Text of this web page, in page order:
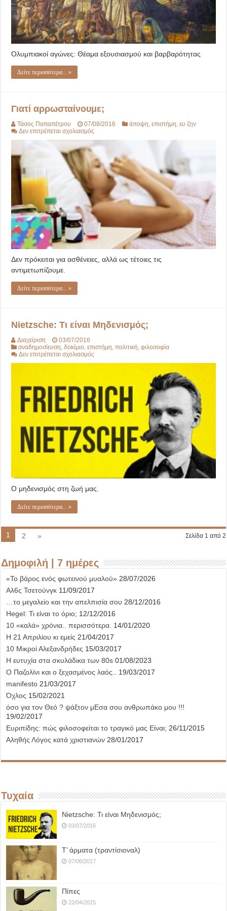
Ολυμπιακοί αγώνες: Θέαμα εξουσιασμού και βαρβαρότητας
Δείτε περισσότερα... »
Γιατί αρρωσταίνουμε;
Τάσος Παπαπέτρου 07/08/2016 άποψη,επιστήμη,ευ ζην
Δεν επιτρέπεται σχολιασμός
αρρωσταίνουμε;
Δεν πρόκειται για ασθένειες, αλλά ως τέτοιες τις
αντιμετωπίζουμε.
Δείτε περισσότερα... »
Nietzsche: Τι είναι Μηδενισμός;
Διαχείριση
03/07/2016
αναδημοσίευση,δοκίμιο,επιστήμη,πολιτική,φιλοσοφία
Δεν επιτρέπεται σχολιασμός
Ο μηδενισμός στη ζωή μας.
Δείτε περισσότερα... »
Σελίδα 1 από 2
1 2 »
Δημοφιλή | 7 ημέρες
«Το βάρος ενός φωτεινού μυαλού» 28/07/2026
Αλ6ς Τσετούνγκ 11/09/2017
…το μεγαλείο και την απελπισία σου 28/12/2016
Hegel: Τι είναι το όριο; 12/12/2016
10 «καλά» χρόνια.. περισσότερα. 14/01/2020
Η 21 Απριλίου κι εμείς 21/04/2017
10 Μικροί Αλεξανδρήδες 15/03/2017
Η ευτυχία στα σκυλάδικα των 80s 01/08/2023
Ο Παζολίνι και ο ξεχασμένος λαός.. 19/03/2017
manifesto 21/03/2017
Όχλος 15/02/2021
όσο για τον Θεό ? ψάξτον μΕσα σου ανθρωπάκο μου !!!
19/02/2017
Ευριπίδης: πώς φιλοσοφείται το τραγικό μας Είναι; 26/11/2015
Αληθής Λόγος κατά χριστιανών 28/01/2017
Τυχαία
Nietzsche: Τι είναι Μηδενισμός;
03/07/2016
Τ’ άρματα (τραντίσιοναλ)
07/06/2017
Πίπες
22/04/2015